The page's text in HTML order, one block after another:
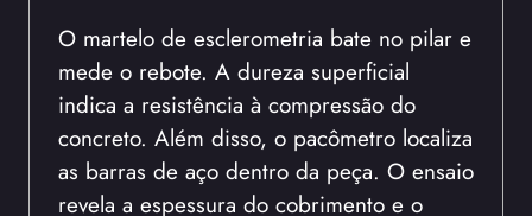
O martelo de esclerometria bate no pilar e
mede o rebote. A dureza superficial
indica a resistência à compressão do
concreto. Além disso, o pacômetro localiza
as barras de aço dentro da peça. O ensaio
revela a espessura do cobrimento e o